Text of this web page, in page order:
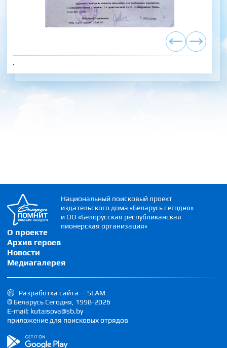
О проекте
Архив героев
Новости
Медиагалерея
Национальный поисковый проект
издательского дома «Беларусь сегодня»
и ОО «Белорусская республиканская
пионерская организация»
Разработка сайта — SLAM
© Беларусь Сегодня, 1998-2026
E-mail: kutaisova@sb.by
приложение для поисковых отрядов